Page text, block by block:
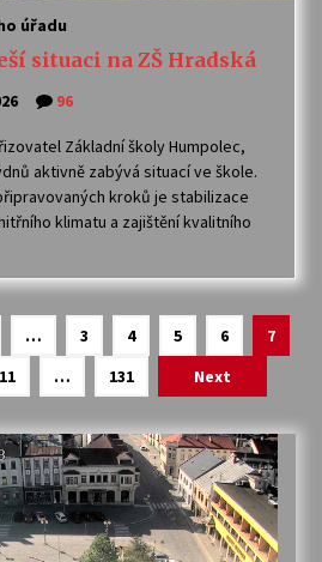
úřadu
situaci na ZŠ Hradská
96
Základní školy Humpolec,
aktivně zabývá situací ve škole.
kroků je stabilizace
klimatu a zajištění kvalitního
… 3 4 5 6
7
11 … 131 Next